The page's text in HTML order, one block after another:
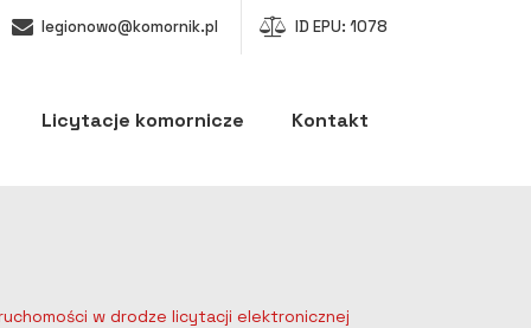
legionowo@komornik.pl ID EPU: 1078
Licytacje komornicze Kontakt
w drodze licytacji elektronicznej